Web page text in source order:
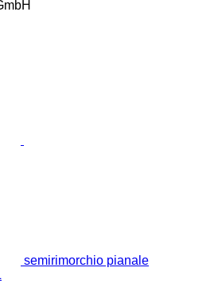
semirimorchio pianale